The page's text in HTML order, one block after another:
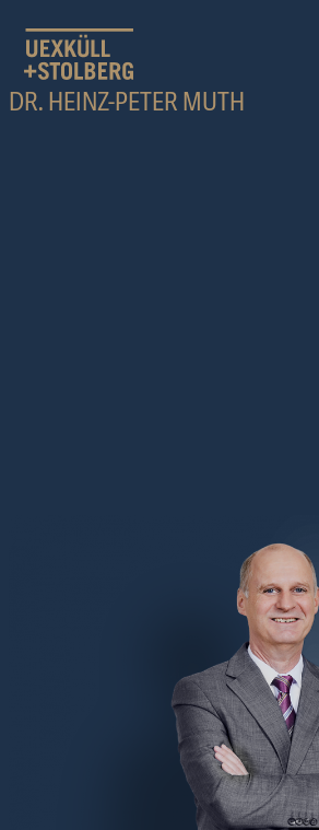
HAUPTNAVIGATION
DR. HEINZ-PETER MUTH